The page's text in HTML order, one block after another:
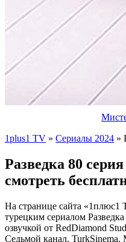
1plus1 TV » Сериалы 2024 »
Разведка 80
смотреть
На странице сайта «1плюс1
турецким сериалом
озвучкой от RedDiamond
Седьмой канал,